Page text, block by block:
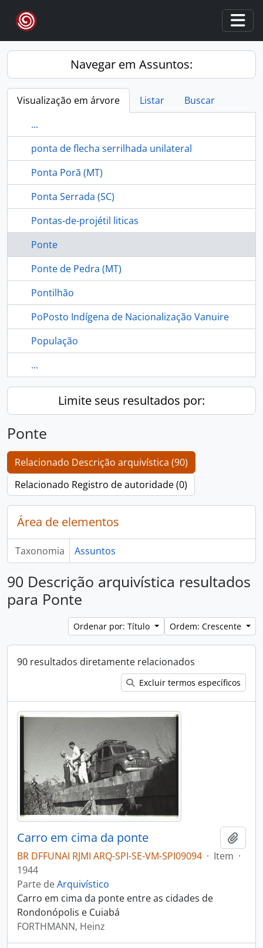
Skip to main content
Navegar em Assuntos:
Visualização em árvore Listar
Buscar
...
ponta de flecha serrilhada unilateral
Ponta Porã (MT)
Ponta Serrada (SC)
Pontas-de-projétil liticas
Ponte
Ponte de Pedra (MT)
Pontilhão
PoPosto Indígena de Nacionalização Vanuire
População
...
Limite seus resultados por:
Ponte
Relacionado Descrição arquivística (90)
Relacionado Registro de autoridade (0)
Área de elementos
Taxonomia Assuntos
90 Descrição arquivística resultados
para Ponte
Ordenar por: Título Ordem: Crescente
90 resultados diretamente relacionados
Excluir termos específicos
Carro em cima da ponte
BR DFFUNAI RJMI ARQ-SPI-SE-VM-SPI09094 · Item ·
1944
Parte deArquivístico
Carro em cima da ponte entre as cidades de
Rondonópolis e Cuiabá
FORTHMANN, Heinz